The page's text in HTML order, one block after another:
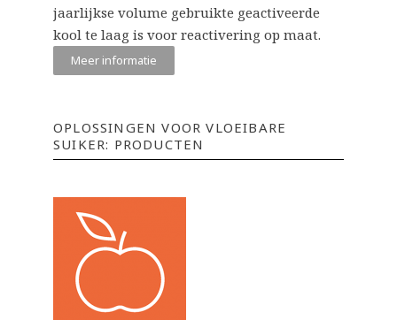
jaarlijkse volume gebruikte geactiveerde
kool te laag is voor reactivering op maat.
Meer informatie
OPLOSSINGEN VOOR VLOEIBARE
SUIKER: PRODUCTEN